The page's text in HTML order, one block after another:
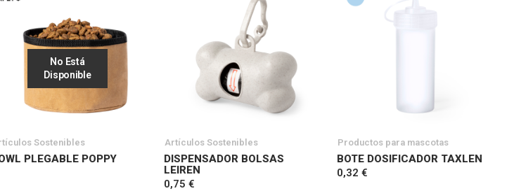
No Está
Disponible
Sostenibles
PLEGABLE POPPY
Artículos Sostenibles
DISPENSADOR BOLSAS
LEIREN
0,75 €
Productos para mascotas
BOTE DOSIFICADOR TAXLEN
0,32 €